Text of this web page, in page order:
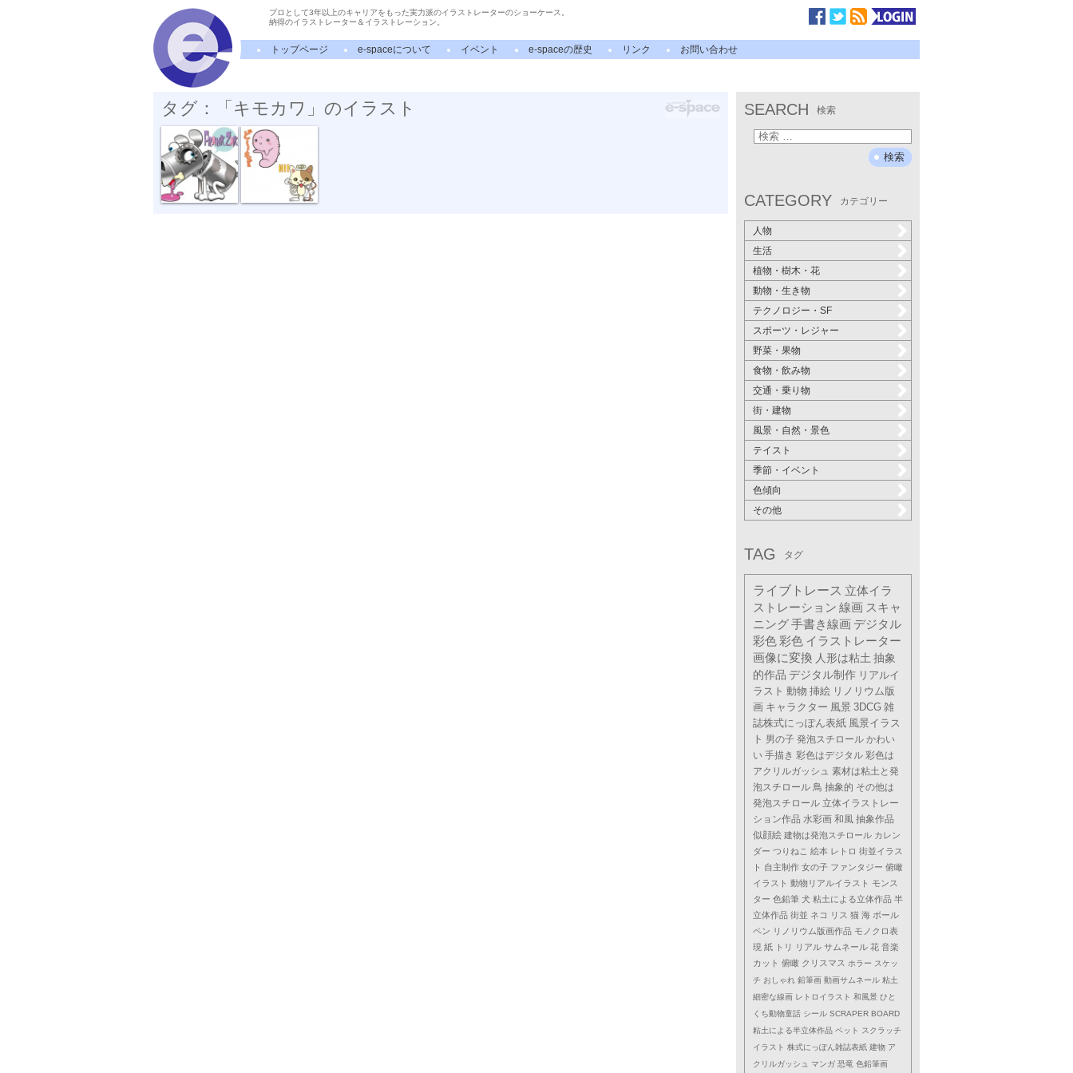
プロとして3年以上のキャリアをもった実力派のイラストレーターのショーケース。
納得のイラストレーター＆イラストレーション。
トップページ e-spaceについて イベント e-spaceの歴史 リンク お問い合わせ
タグ：「キモカワ」のイラスト
CANDOG コマナちゃん... SEARCH 検索
CATEGORY カテゴリー
人物
生活
植物・樹木・花
動物・生き物
テクノロジー・SF
スポーツ・レジャー
野菜・果物
食物・飲み物
交通・乗り物
街・建物
風景・自然・景色
テイスト
季節・イベント
色傾向
その他
TAG タグ
ライブトレース 立体イラ
ストレーション 線画 スキャ
ニング手書き線画 デジタル
彩色彩色 イラストレーター
画像に変換 人形は粘土 抽象
的作品 デジタル制作 リアルイ
ラスト 動物 挿絵 リノリウム版
画 キャラクター 風景 3DCG 雑
誌株式にっぽん表紙 風景イラス
ト 男の子 発泡スチロール かわい
い 手描き 彩色はデジタル 彩色は
アクリルガッシュ 素材は粘土と発
泡スチロール 鳥 抽象的 その他は
発泡スチロール 立体イラストレー
ション作品 水彩画 和風 抽象作品
似顔絵 建物は発泡スチロール カレン
ダー つりねこ 絵本 レトロ 街並イラス
ト 自主制作 女の子 ファンタジー 俯瞰
イラスト 動物リアルイラスト モンス
ター 色鉛筆 犬 粘土による立体作品 半
立体作品 街並 ネコ リス 猫 海 ボール
ペン リノリウム版画作品 モノクロ表
現 紙 トリ リアル サムネール 花 音楽
カット 俯瞰 クリスマス ホラー スケッ
チ おしゃれ 鉛筆画 動画サムネール 粘土
細密な線画 レトロイラスト 和風景 ひと
くち動物童話 シール SCRAPER BOARD
粘土による半立体作品 ペット
スクラッチ
イラスト 株式にっぽん雑誌表紙 建物 ア
クリルガッシュ
マンガ 恐竜 色鉛筆画